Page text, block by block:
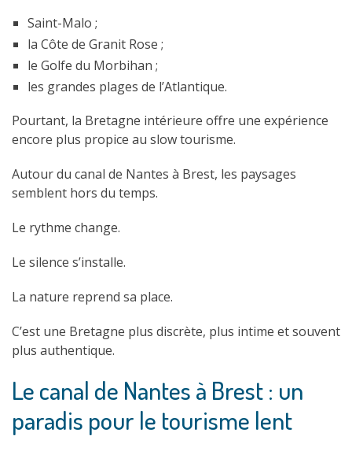
Saint-Malo ;
la Côte de Granit Rose ;
le Golfe du Morbihan ;
les grandes plages de l’Atlantique.
Pourtant, la Bretagne intérieure offre une expérience
encore plus propice au slow tourisme.
Autour du canal de Nantes à Brest, les paysages
semblent hors du temps.
Le rythme change.
Le silence s’installe.
La nature reprend sa place.
C’est une Bretagne plus discrète, plus intime et souvent
plus authentique.
Le canal de Nantes à Brest : un
paradis pour le tourisme lent